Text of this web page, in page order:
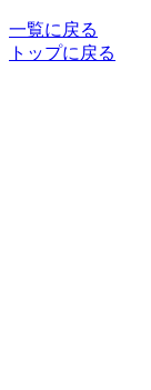
一覧に戻る
トップに戻る